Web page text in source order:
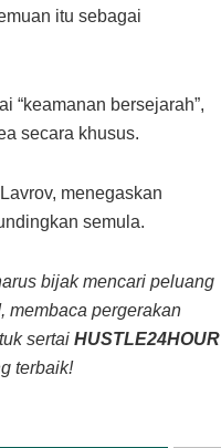
itu sebagai
“keamanan bersejarah”,
secara khusus.
menegaskan
semula.
bijak mencari peluang
membaca pergerakan
sertai HUSTLE24HOUR
terbaik!